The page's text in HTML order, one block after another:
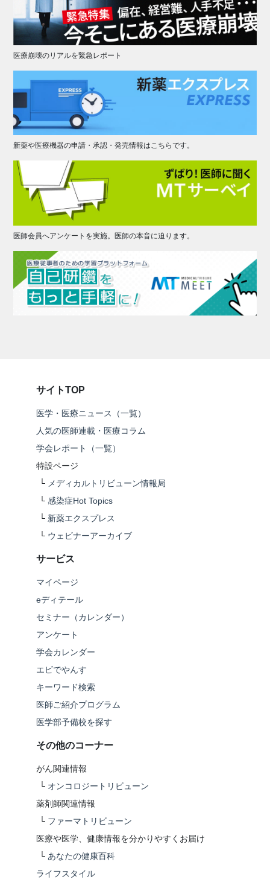
医療崩壊のリアルを緊急レポート
新薬や医療機器の申請・承認・発売情報はこちらです。
医師会員へアンケートを実施。医師の本音に迫ります。
サイトTOP
医学・医療ニュース（一覧）
人気の医師連載・医療コラム
学会レポート（一覧）
特設ページ
└ メディカルトリビューン情報局
└ 感染症Hot Topics
└ 新薬エクスプレス
└ ウェビナーアーカイブ
サービス
マイページ
eディテール
セミナー（カレンダー）
アンケート
学会カレンダー
エビでやんす
キーワード検索
医師ご紹介プログラム
医学部予備校を探す
その他のコーナー
がん関連情報
└ オンコロジートリビューン
薬剤師関連情報
└ ファーマトリビューン
医療や医学、健康情報を分かりやすくお届け
└ あなたの健康百科
ライフスタイル